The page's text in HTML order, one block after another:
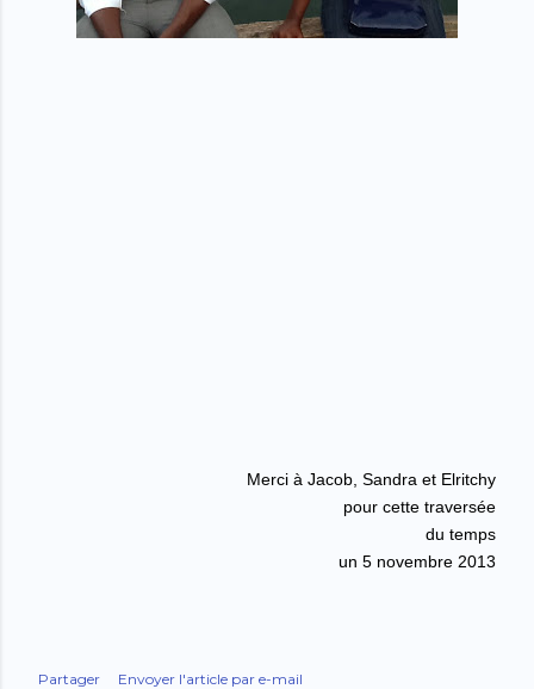
Merci à Jacob, Sandra et Elritchy
pour cette traversée
du temps
un 5 novembre 2013
Partager
Envoyer l'article par e-mail